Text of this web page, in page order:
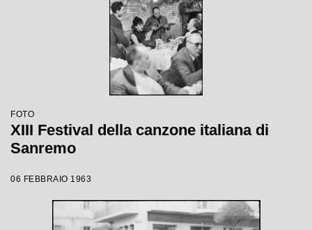
FOTO
XIII Festival della canzone italiana di
Sanremo
06 FEBBRAIO 1963